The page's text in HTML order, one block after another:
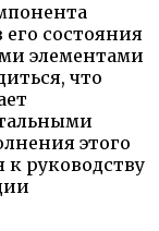
состояния
элементами
что
этого
руководству